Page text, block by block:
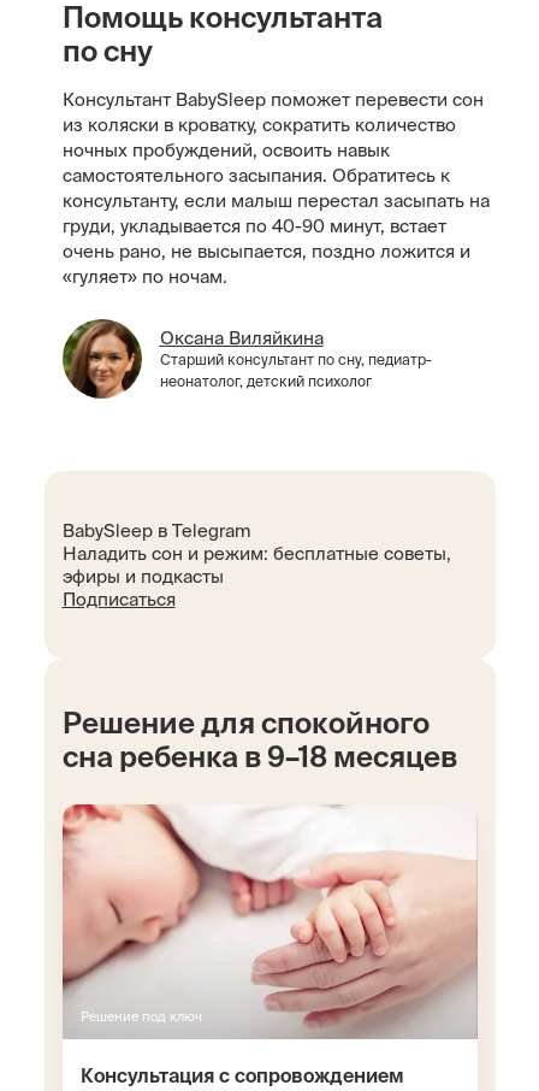
Помощь консультанта
по сну
Консультант BabySleep поможет перевести сон
из коляски в кроватку, сократить количество
ночных пробуждений, освоить навык
самостоятельного засыпания. Обратитесь к
консультанту, если малыш перестал засыпать на
груди, укладывается по 40-90 минут, встает
очень рано, не высыпается, поздно ложится и
«гуляет» по ночам.
Оксана Виляйкина
Старший консультант по сну, педиатр-
неонатолог, детский психолог
BabySleep в Telegram
Наладить сон и режим: бесплатные советы,
эфиры и подкасты
Подписаться
Решение для спокойного
сна ребенка в 9–18 месяцев
Решение под ключ
Консультация с сопровождением